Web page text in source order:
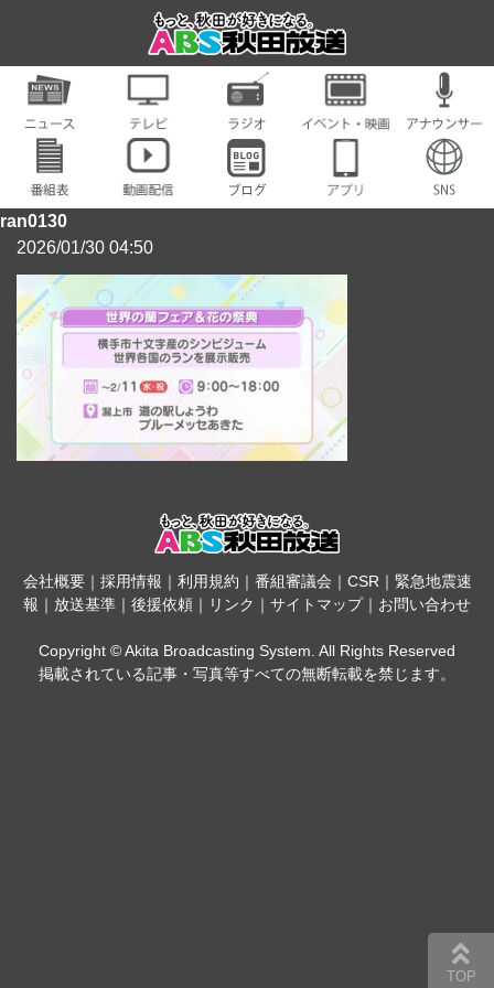
ran0130
2026/01/30 04:50
会社概要｜ 採用情報 ｜ 利用規約 ｜ 番組審議会 ｜ CSR｜ 緊急地震速
報 ｜ 放送基準 ｜ 後援依頼 ｜ リンク ｜ サイトマップ｜ お問い合わせ
Copyright © Akita Broadcasting System. All Rights Reserved
掲載されている記事・写真等すべての無断転載を禁じます。